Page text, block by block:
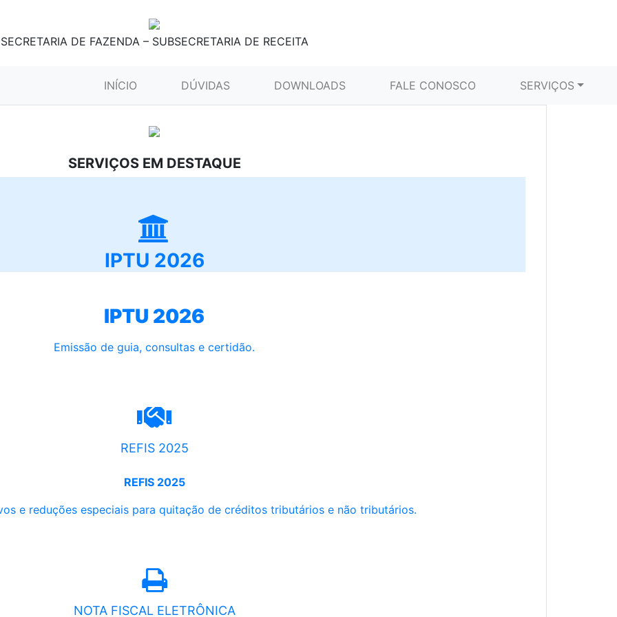
SECRETARIA DE FAZENDA – SUBSECRETARIA DE RECEITA
INÍCIO (CURRENT)DÚVIDAS DOWNLOADS FALE CONOSCO SERVIÇOS
SERVIÇOS EM DESTAQUE
IPTU 2026
IPTU 2026
Emissão de guia, consultas e certidão.
REFIS 2025
REFIS 2025
e reduções especiais para quitação de créditos tributários e não tributários.
NOTA FISCAL ELETRÔNICA